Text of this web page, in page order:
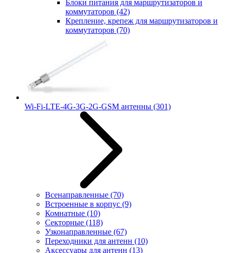
Блоки питания для маршрутизаторов и
коммутаторов (42)
Крепление, крепеж для маршрутизаторов и
коммутаторов (70)
Wi-Fi-LTE-4G-3G-2G-GSM антенны (301)
Всенаправленные (70)
Встроенные в корпус (9)
Комнатные (10)
Секторные (118)
Узконаправленные (67)
Переходники для антенн (10)
Аксессуары для антенн (13)